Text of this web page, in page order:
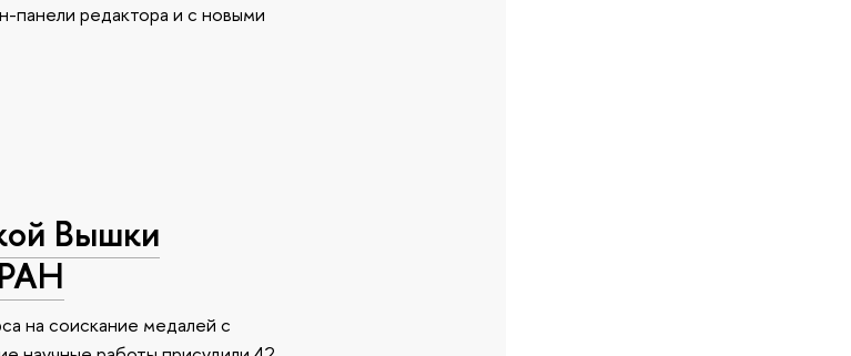
редактора и с новыми
Вышки
на соискание медалей с